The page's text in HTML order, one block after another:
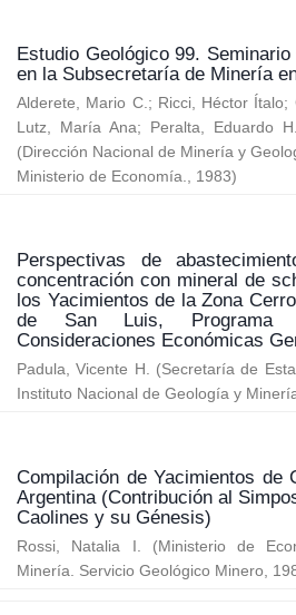
Estudio Geológico 99.
en la Subsecretaría de Minería
Alderete, Mario C.; Ricci, Héctor Ítalo;
Lutz, María Ana; Peralta, Eduardo H.
(Dirección Nacional de Minería y
Ministerio de Economía., 1983)
Perspectivas de
concentración con mineral de
los Yacimientos de la Zona
de San Luis, Programa
Consideraciones Económicas
Padula, Vicente H. (Secretaría de
Instituto Nacional de Geología y
Compilación de Yacimientos de
Argentina (Contribución al
Caolines y su Génesis)
Rossi, Natalia I. (Ministerio de
Minería. Servicio Geológico Minero,